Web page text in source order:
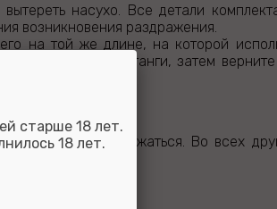
насухо. Все детали
возникновения раздражения.
на той же длине, на которой
длине штанги, затем
следует воздержаться. Во всех
старше 18 лет.
18 лет.